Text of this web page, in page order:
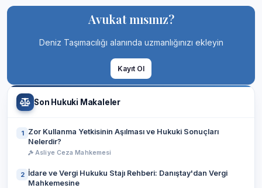
Avukat mısınız?
Deniz Taşımacılığı alanında uzmanlığınızı ekleyin
Kayıt Ol
Son Hukuki Makaleler
1
Zor Kullanma Yetkisinin Aşılması ve Hukuki Sonuçları
Nelerdir?
Asliye Ceza Mahkemesi
2 İdare ve Vergi Hukuku Stajı Rehberi: Danıştay'dan Vergi
Mahkemesine